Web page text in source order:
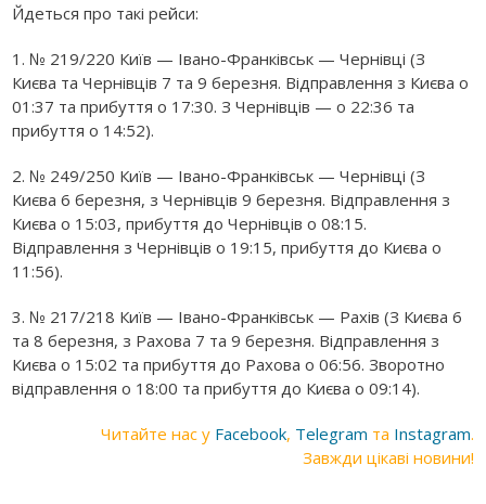
Йдеться про такі рейси:
1. № 219/220 Київ — Івано-Франківськ — Чернівці (З
Києва та Чернівців 7 та 9 березня. Відправлення з Києва о
01:37 та прибуття о 17:30. З Чернівців — о 22:36 та
прибуття о 14:52).
2. № 249/250 Київ — Івано-Франківськ — Чернівці (З
Києва 6 березня, з Чернівців 9 березня. Відправлення з
Києва о 15:03, прибуття до Чернівців о 08:15.
Відправлення з Чернівців о 19:15, прибуття до Києва о
11:56).
3. № 217/218 Київ — Івано-Франківськ — Рахів (З Києва 6
та 8 березня, з Рахова 7 та 9 березня. Відправлення з
Києва о 15:02 та прибуття до Рахова о 06:56. Зворотно
відправлення о 18:00 та прибуття до Києва о 09:14).
Читайте нас у Facebook, Telegram та Instagram.
Завжди цікаві новини!